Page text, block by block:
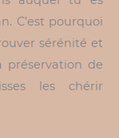
C’est pourquoi
sérénité et
préservation de
les chérir